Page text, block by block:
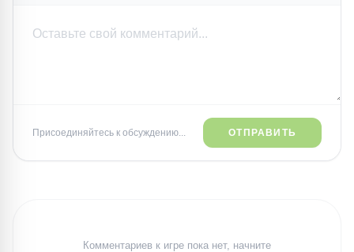
Присоединяйтесь к обсуждению... ОТПРАВИТЬ
Комментариев к игре пока нет, начните